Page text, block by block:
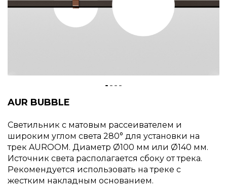
широким углом света 280° для установки на
трек AUROOM. Диаметр
100 мм или
140 мм.
Источник света располагается сбоку от трека.
Рекомендуется использовать на треке с
жестким накладным основанием.